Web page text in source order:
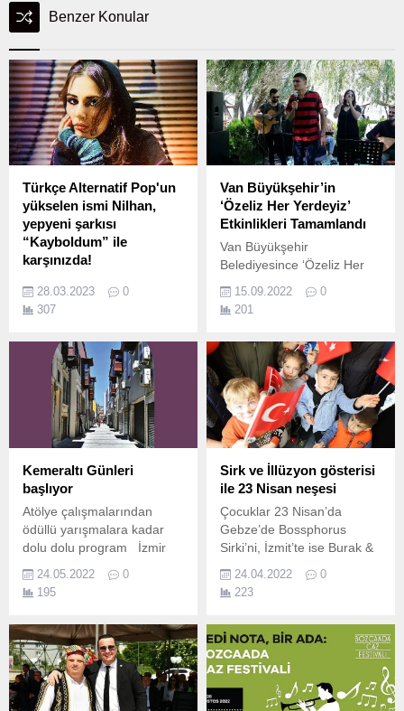
Benzer Konular
Türkçe Alternatif Pop'un
yükselen ismi Nilhan,
yepyeni şarkısı
“Kayboldum” ile
karşınızda!
müziğinin yükselen ismi
Nilhan, Londra'dan
tarzını ortaya koyuyor.
28.03.2023
0
307
Van Büyükşehir’in
‘Özeliz Her Yerdeyiz’
Etkinlikleri Tamamlandı
Van Büyükşehir
Belediyesince ‘Özeliz Her
gerçekleştirilen yaz
etkinlikleri Kocaeli Park’ta
sona erdi.
15.09.2022
0
201
Kemeraltı Günleri
başlıyor
Atölye çalışmalarından
ödüllü yarışmalara kadar
dolu dolu program İzmir
Başkanı Tunç Soyer’in
Kemeraltı’nı ayağa kaldırma
“Kemeraltı Günleri”
düzenleniyor.
24.05.2022
0
195
Sirk ve İllüzyon gösterisi
ile 23 Nisan neşesi
Çocuklar 23 Nisan’da
Gebze’de Bossphorus
Sirki’ni, İzmit’te ise Burak &
keyifle izledi.
24.04.2022
0
223